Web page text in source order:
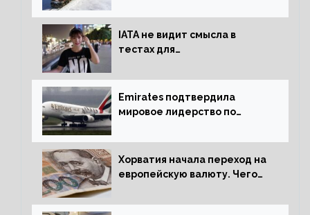
IATA не видит смысла в
тестах для
Emirates подтвердила
мировое лидерство по
Хорватия начала переход на
европейскую валюту. Чего